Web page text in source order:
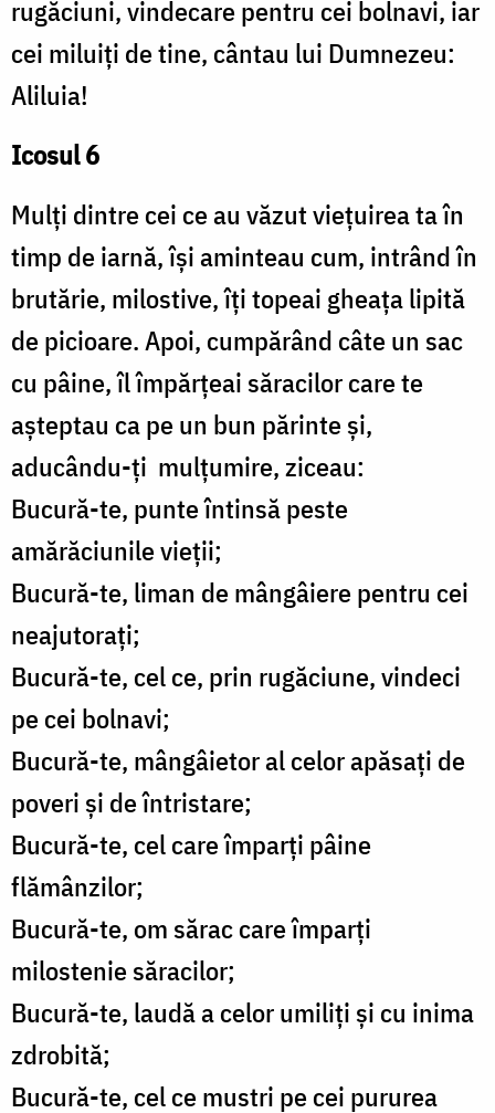
rugăciuni, vindecare pentru cei bolnavi, iar
cei miluiți de tine, cântau lui Dumnezeu:
Aliluia!
Icosul 6
Mulți dintre cei ce au văzut viețuirea ta în
timp de iarnă, își aminteau cum, intrând în
brutărie, milostive, îți topeai gheața lipită
de picioare. Apoi, cumpărând câte un sac
cu pâine, îl împărțeai săracilor care te
așteptau ca pe un bun părinte și,
aducându-ți mulțumire, ziceau:
Bucură-te, punte întinsă peste
amărăciunile vieții;
Bucură-te, liman de mângâiere pentru cei
neajutorați;
Bucură-te, cel ce, prin rugăciune, vindeci
pe cei bolnavi;
Bucură-te, mângâietor al celor apăsați de
poveri și de întristare;
Bucură-te, cel care împarți pâine
flămânzilor;
Bucură-te, om sărac care împarți
milostenie săracilor;
Bucură-te, laudă a celor umiliți și cu inima
zdrobită;
Bucură-te, cel ce mustri pe cei pururea